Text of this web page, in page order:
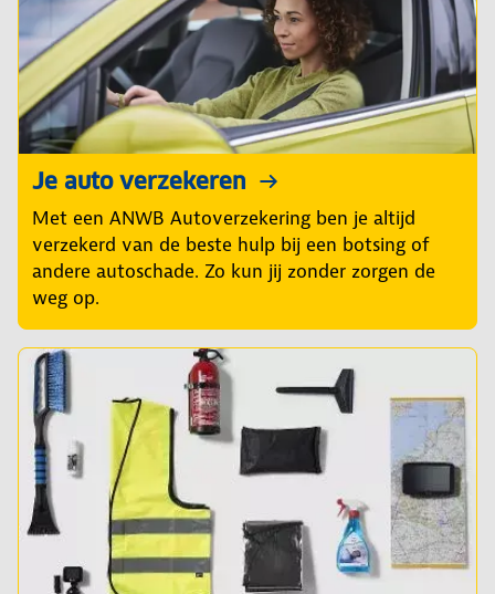
Je auto verzekeren
Met een ANWB Autoverzekering ben je altijd
verzekerd van de beste hulp bij een botsing of
andere autoschade. Zo kun jij zonder zorgen de
weg op.